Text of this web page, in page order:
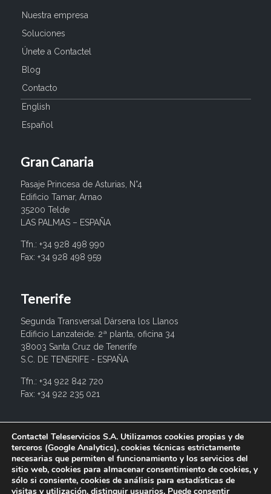
Nuestra empresa
Soluciones
Únete a Contactel
Blog
Contacto
English
Español
Gran Canaria
Pasaje Princesa de Asturias, N°4
Edificio Tamar, Arnao
35200 Telde
LAS PALMAS – ESPAÑA
Tfn.: +34 928 498 990
Fax: +34 928 498 959
Tenerife
Segunda Transversal Dársena los Llanos
Edificio Lanzateide. 2ª planta, oficina 34
38003 Santa Cruz de Tenerife
S.C. DE TENERIFE - ESPAÑA
Tfn.: +34 922 842 720
Fax: +34 922 235 021
info@contactel.es
Contactel Teleservicios S.A. Utilizamos cookies propias y de
terceros (Google Analytics), cookies técnicas estrictamente
necesarias que permiten el funcionamiento y los servicios del
sitio web, cookies para almacenar consentimiento de cookies, y
sólo si consiente, cookies de análisis para estadísticas de
visitas y utilización, distinguir usuarios. Puede consentir